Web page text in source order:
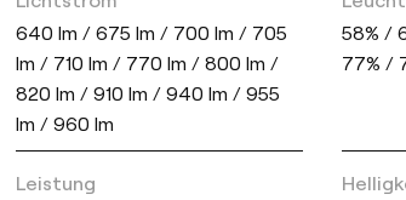
640 lm / 675 lm / 700 lm / 705
lm / 710 lm / 770 lm / 800 lm /
820 lm / 910 lm / 940 lm / 955
lm / 960 lm
58% /
77% /
Leistung